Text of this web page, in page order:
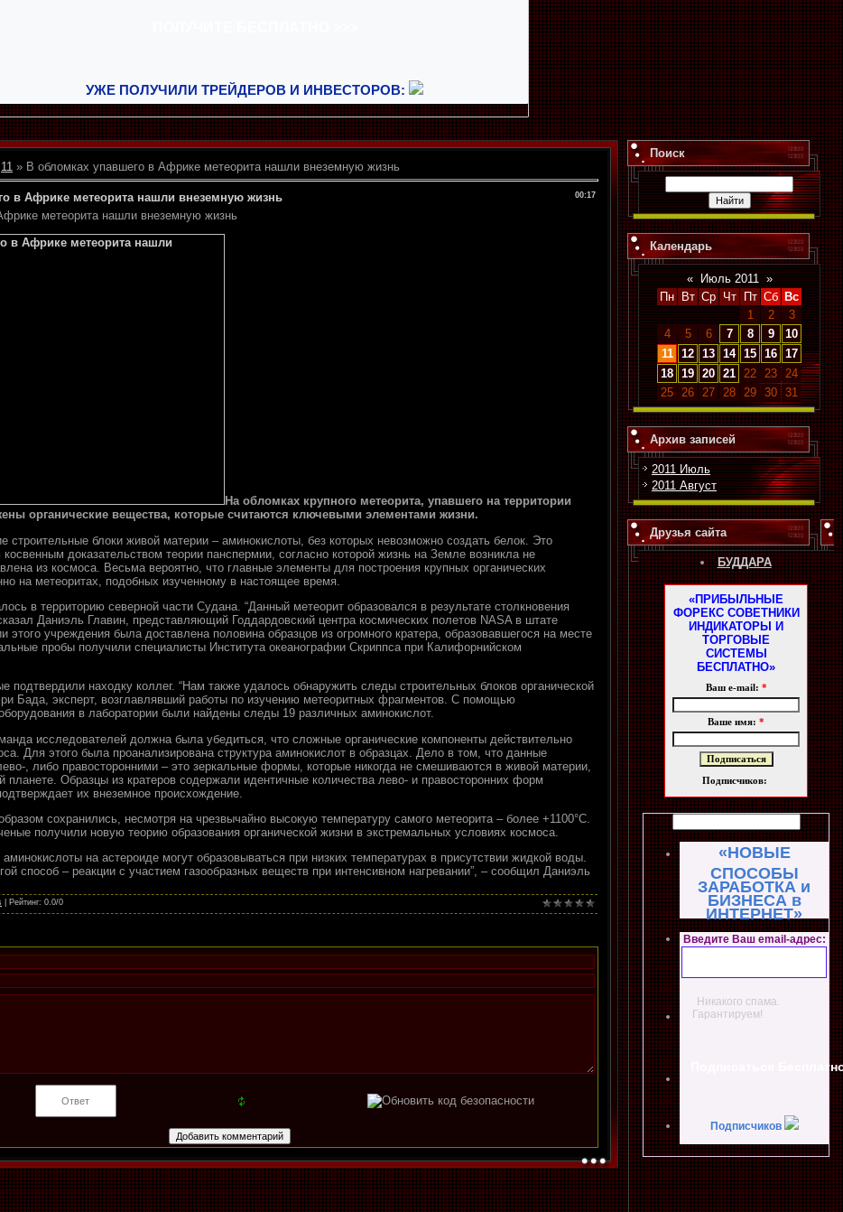
УЖЕ ПОЛУЧИЛИ ТРЕЙДЕРОВ И ИНВЕСТОРОВ:
11 » В обломках упавшего в Африке метеорита нашли внеземную жизнь
00:17
в Африке метеорита нашли внеземную жизнь
метеорита нашли внеземную жизнь
На обломках крупного метеорита, упавшего на территории
органические вещества, которые считаются ключевыми элементами жизни.
блоки живой материи – аминокислоты, без которых невозможно создать белок. Это
доказательством теории панспермии, согласно которой жизнь на Земле возникла не
из космоса. Весьма вероятно, что главные элементы для построения крупных органических
на метеоритах, подобных изученному в настоящее время.
в территорию северной части Судана. “Данный метеорит образовался в результате столкновения
Даниэль Главин, представляющий Годдардовский центра космических полетов NASA в штате
этого учреждения была доставлена половина образцов из огромного кратера, образовавшегося на месте
пробы получили специалисты Института океанографии Скриппса при Калифорнийском
подтвердили находку коллег. “Нам также удалось обнаружить следы строительных блоков органической
Бада, эксперт, возглавлявший работы по изучению метеоритных фрагментов. С помощью
в лаборатории были найдены следы 19 различных аминокислот.
исследователей должна была убедиться, что сложные органические компоненты действительно
Для этого была проанализирована структура аминокислот в образцах. Дело в том, что данные
, либо правосторонними – это зеркальные формы, которые никогда не смешиваются в живой материи,
Образцы из кратеров содержали идентичные количества лево- и правосторонних форм
их внеземное происхождение.
сохранились, несмотря на чрезвычайно высокую температуру самого метеорита – более +1100°С.
получили новую теорию образования органической жизни в экстремальных условиях космоса.
на астероиде могут образовываться при низких температурах в присутствии жидкой воды.
способ – реакции с участием газообразных веществ при интенсивном нагревании”, – сообщил Даниэль
Рейтинг: 0.0/0
Поиск
Календарь
« Июль 2011
»
Пн Вт Ср Чт Пт Сб Вс
1
2
3
4
5 6 7 8 9
10
11
12 13 14 15 16 17
18 19 20 21 22 23
24
25
26 27 28 29 30 31
Архив записей
2011 Июль
2011 Август
Друзья сайта
БУДДАРА
«ПРИБЫЛЬНЫЕ
ФОРЕКС СОВЕТНИКИ
ИНДИКАТОРЫ И
ТОРГОВЫЕ
СИСТЕМЫ
БЕСПЛАТНО»
Ваш e-mail: *
Ваше имя: *
Подписчиков:
«НОВЫЕ
СПОСОБЫ
ЗАРАБОТКА и
БИЗНЕСА в
ИНТЕРНЕТ»
Введите Ваш email-адрес:
Никакого спама.
Гарантируем!
Подписчиков